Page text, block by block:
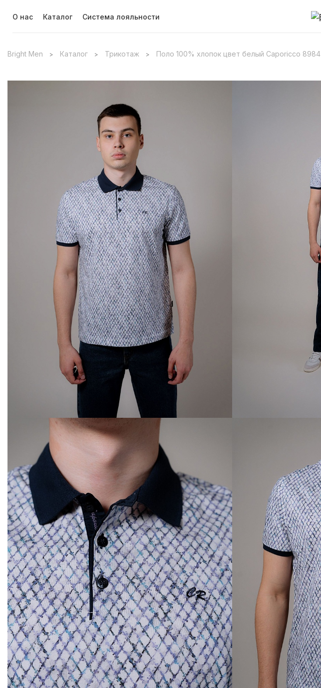
О нас Каталог Система лояльности
Bright Men > Каталог > Трикотаж > Поло 100% хлопок цвет белый Caporicco 8984